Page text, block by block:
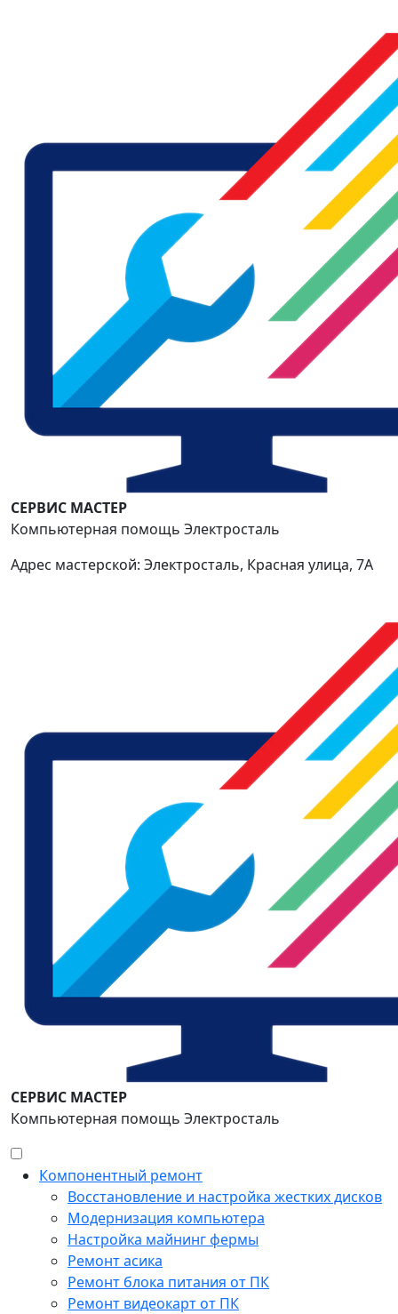
СЕРВИС МАСТЕР
Компьютерная помощь Электросталь
Адрес мастерской: Электросталь, Красная улица, 7А
СЕРВИС МАСТЕР
Компьютерная помощь Электросталь
Компонентный ремонт
Восстановление и настройка жестких дисков
Модернизация компьютера
Настройка майнинг фермы
Ремонт асика
Ремонт блока питания от ПК
Ремонт видеокарт от ПК